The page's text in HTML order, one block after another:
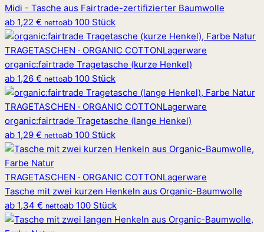
Midi - Tasche aus Fairtrade-zertifizierter Baumwolle
ab 1,22 € nettoab 100 Stück
TRAGETASCHEN · ORGANIC COTTONLagerware
organic:fairtrade Tragetasche (kurze Henkel)
ab 1,26 € nettoab 100 Stück
TRAGETASCHEN · ORGANIC COTTONLagerware
organic:fairtrade Tragetasche (lange Henkel)
ab 1,29 € nettoab 100 Stück
TRAGETASCHEN · ORGANIC COTTONLagerware
Tasche mit zwei kurzen Henkeln aus Organic-Baumwolle
ab 1,34 € nettoab 100 Stück